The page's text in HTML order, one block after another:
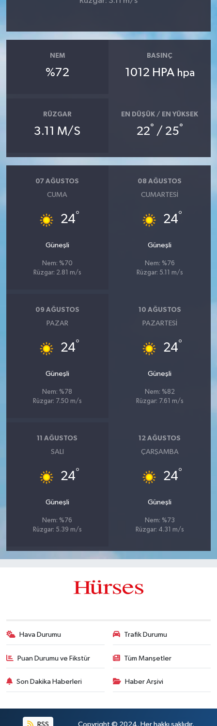
NEM
%72
BASINÇ
1012 HPA hpa
RÜZGAR
3.11 M/S
EN DÜŞÜK / EN YÜKSEK
22° / 25°
07 AĞUSTOS
CUMA
24°
Güneşli
Nem: %70
Rüzgar: 2.81 m/s
08 AĞUSTOS
CUMARTESI
24°
Güneşli
Nem: %76
Rüzgar: 5.11 m/s
09 AĞUSTOS
PAZAR
24°
Güneşli
Nem: %78
Rüzgar: 7.50 m/s
10 AĞUSTOS
PAZARTESI
24°
Güneşli
Nem: %82
Rüzgar: 7.61 m/s
11 AĞUSTOS
SALI
24°
Güneşli
Nem: %76
Rüzgar: 5.39 m/s
12 AĞUSTOS
ÇARŞAMBA
24°
Güneşli
Nem: %73
Rüzgar: 4.31 m/s
Hava Durumu Trafik Durumu
Puan Durumu ve Fikstür Tüm Manşetler
Son Dakika Haberleri Haber Arşivi
RSS Copyright © 2024. Her hakkı saklıdır.